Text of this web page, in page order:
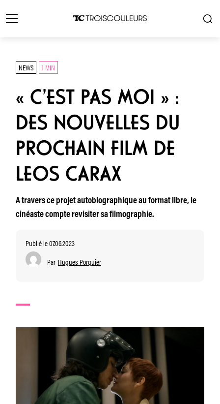
NEWS 1 MIN
« C’EST PAS MOI » :
DES NOUVELLES DU
PROCHAIN FILM DE
LEOS CARAX
A travers ce projet autobiographique au format libre, le
cinéaste compte revisiter sa filmographie.
Publié le 07.06.2023
Par Hugues Porquier